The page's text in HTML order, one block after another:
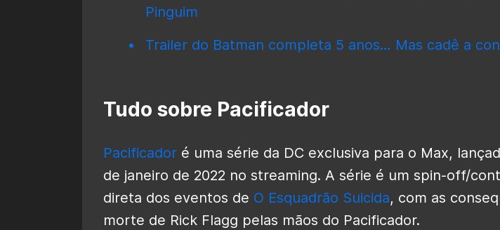
Pinguim
Trailer do Batman completa 5 anos… Mas cadê a
Tudo sobre Pacificador
Pacificador é uma série da DC exclusiva para o Max,
de janeiro de 2022 no streaming. A série é um spin-off/
direta dos eventos de O Esquadrão Suicida, com as
morte de Rick Flagg pelas mãos do Pacificador.